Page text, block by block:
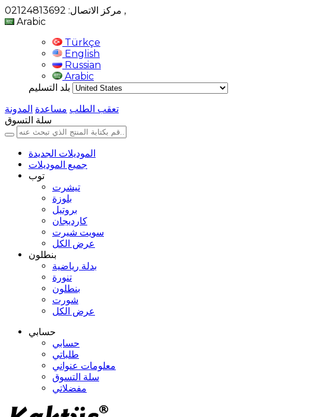
,
Arabic
Türkçe
English
Russian
Arabic
بلد التسليم
تعقب الطلب مساعدة المدونة
سلة التسوق
الموديلات الجديدة
جميع الموديلات
توب
تيشرت
بلوزة
بروتيل
كارديجان
سويت شيرت
عرض الكل
بنطلون
بدلة رياضية
تنورة
بنطلون
شورت
عرض الكل
حسابي
حسابي
طلباتي
معلومات عنواني
سلة التسوق
مفضلاتي